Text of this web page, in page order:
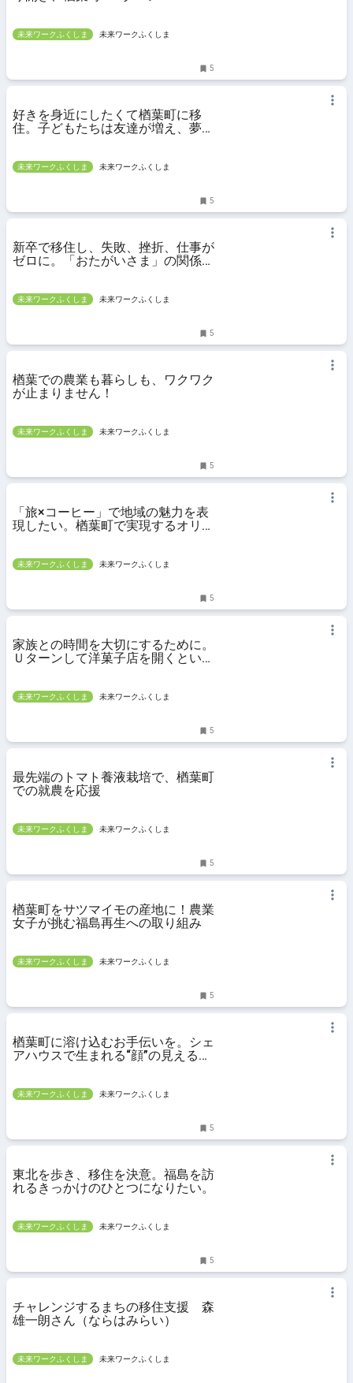
未来ワークふくしま 未来ワークふくしま
5
好きを身近にしたくて楢葉町に移
住。子どもたちは友達が増え、夢を
未来ワークふくしま 未来ワークふくしま
5
新卒で移住し、失敗、挫折、仕事が
ゼロに。「おたがいさま」の関係性
未来ワークふくしま 未来ワークふくしま
5
楢葉での農業も暮らしも、ワクワク
が止まりません！
未来ワークふくしま 未来ワークふくしま
5
「旅×コーヒー」で地域の魅力を表
現したい。楢葉町で実現するオリジ
未来ワークふくしま 未来ワークふくしま
5
家族との時間を大切にするために。
Ｕターンして洋菓子店を開くという
未来ワークふくしま 未来ワークふくしま
5
最先端のトマト養液栽培で、楢葉町
での就農を応援
未来ワークふくしま 未来ワークふくしま
5
楢葉町をサツマイモの産地に！農業
女子が挑む福島再生への取り組み
未来ワークふくしま 未来ワークふくしま
5
楢葉町に溶け込むお手伝いを。シェ
アハウスで生まれる“顔”の見える関
未来ワークふくしま 未来ワークふくしま
5
東北を歩き、移住を決意。福島を訪
れるきっかけのひとつになりたい。
未来ワークふくしま 未来ワークふくしま
5
チャレンジするまちの移住支援 森
雄一朗さん（ならはみらい）
未来ワークふくしま 未来ワークふくしま